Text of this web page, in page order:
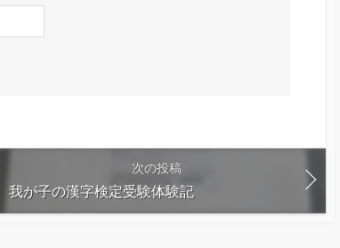
次の投稿
我が子の漢字検定受験体験記